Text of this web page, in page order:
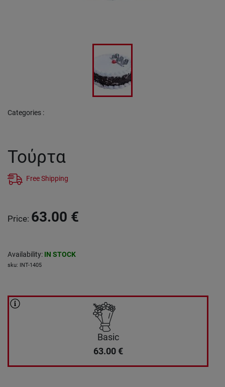
Categories :
Τούρτα
Free Shipping
Price: 63.00 €
Availability: IN STOCK
sku: INT-1405
Basic
63.00 €